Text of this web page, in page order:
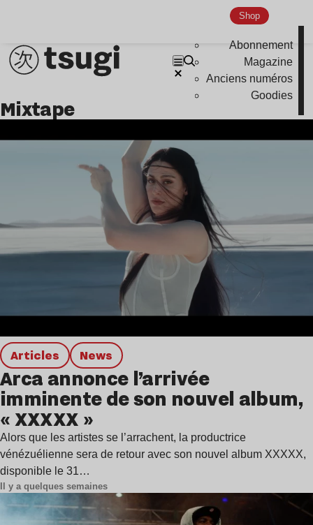
Shop
Abonnement
Magazine
Anciens numéros
Goodies
mixtape
Articles news
Arca annonce l’arrivée
imminente de son nouvel album,
« XXXXX »
Alors que les artistes se l’arrachent, la productrice
vénézuélienne sera de retour avec son nouvel album XXXXX,
disponible le 31…
Il y a quelques semaines